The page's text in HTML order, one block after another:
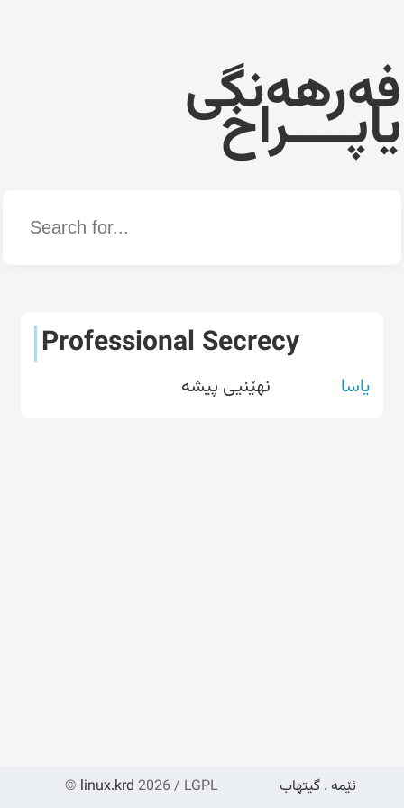
فەرهەنگی
یاپــــراخ
Word
Professional Secrecy
یاسا نهێنیی پیشە
© linux.krd 2026 / LGPL ئێمە . گیتهاب